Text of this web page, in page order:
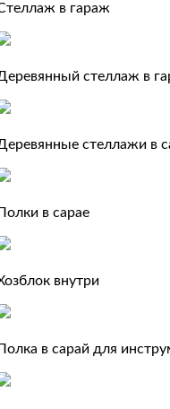
в гараж
стеллаж в
стеллажи в
Полки в сарае
внутри
Полка в сарай для